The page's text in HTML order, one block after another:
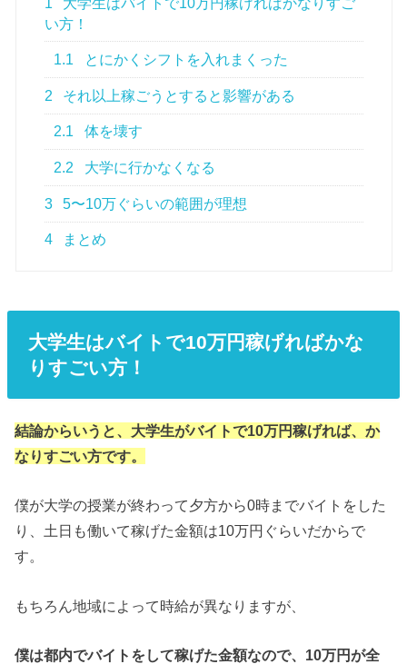
い方！
1.1 とにかくシフトを入れまくった
2 それ以上稼ごうとすると影響がある
2.1 体を壊す
2.2 大学に行かなくなる
3 5〜10万ぐらいの範囲が理想
4 まとめ
大学生はバイトで10万円稼げればかな
りすごい方！
結論からいうと、大学生がバイトで10万円稼げれば、か
なりすごい方です。
僕が大学の授業が終わって夕方から0時までバイトをした
り、土日も働いて稼げた金額は10万円ぐらいだからで
す。
もちろん地域によって時給が異なりますが、
僕は都内でバイトをして稼げた金額なので、10万円が全